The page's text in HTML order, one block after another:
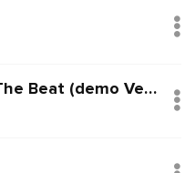
Back That Up To The Beat (demo Version)